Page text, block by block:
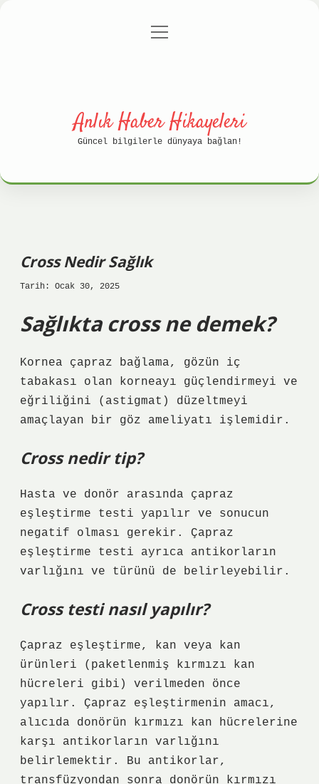
Gizlilik Politikası
menüyü
Anlık Haber Hikayeleri
Güncel bilgilerle dünyaya bağlan!
Cross Nedir Sağlık
Tarih: Ocak 30, 2025
Sağlıkta cross ne demek?
Kornea çapraz bağlama, gözün iç
tabakası olan korneayı güçlendirmeyi ve
eğriliğini (astigmat) düzeltmeyi
amaçlayan bir göz ameliyatı işlemidir.
Cross nedir tip?
Hasta ve donör arasında çapraz
eşleştirme testi yapılır ve sonucun
negatif olması gerekir. Çapraz
eşleştirme testi ayrıca antikorların
varlığını ve türünü de belirleyebilir.
Cross testi nasıl yapılır?
Çapraz eşleştirme, kan veya kan
ürünleri (paketlenmiş kırmızı kan
hücreleri gibi) verilmeden önce
yapılır. Çapraz eşleştirmenin amacı,
alıcıda donörün kırmızı kan hücrelerine
karşı antikorların varlığını
belirlemektir. Bu antikorlar,
transfüzyondan sonra donörün kırmızı